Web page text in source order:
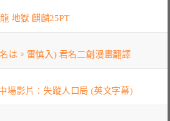
地獄 麒麟25PT
は。雷慎入) 君名二創漫畫翻譯
場影片：失蹤人口局 (英文字幕)